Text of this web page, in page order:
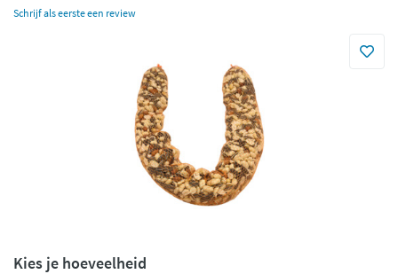
Schrijf als eerste een review
Kies je hoeveelheid